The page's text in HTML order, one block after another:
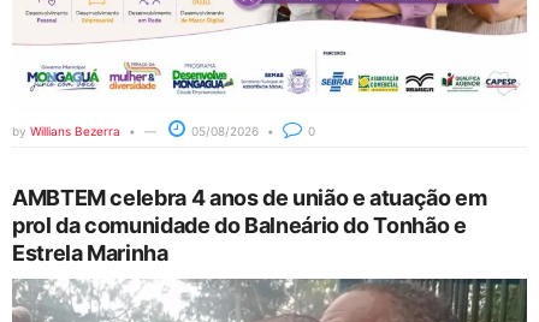
by Willians Bezerra 05/08/2026 0
AMBTEM celebra 4 anos de união e atuação em
prol da comunidade do Balneário do Tonhão e
Estrela Marinha